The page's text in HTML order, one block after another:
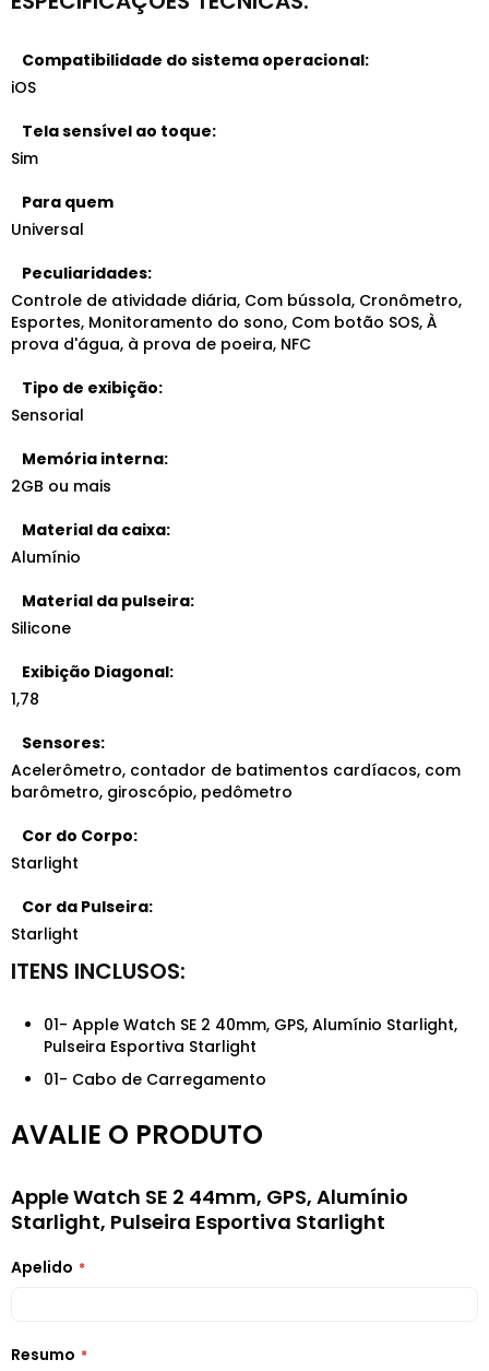
Compatibilidade do sistema operacional:
iOS
Tela sensível ao toque:
Sim
Para quem
Universal
Peculiaridades:
Controle de atividade diária, Com bússola, Cronômetro,
Esportes, Monitoramento do sono, Com botão SOS, À
prova d'água, à prova de poeira, NFC
Tipo de exibição:
Sensorial
Memória interna:
2GB ou mais
Material da caixa:
Alumínio
Material da pulseira:
Silicone
Exibição Diagonal:
1,78
Sensores:
Acelerômetro, contador de batimentos cardíacos, com
barômetro, giroscópio, pedômetro
Cor do Corpo:
Starlight
Cor da Pulseira:
Starlight
01- Apple Watch SE 2 40mm, GPS, Alumínio Starlight,
Pulseira Esportiva Starlight
01- Cabo de Carregamento
AVALIE O PRODUTO
Apple Watch SE 2 44mm, GPS, Alumínio
Starlight, Pulseira Esportiva Starlight
Apelido
Resumo